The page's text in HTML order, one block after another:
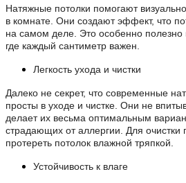
Натяжные потолки помогают
в комнате. Они создают эффект, что
на самом деле. Это особенно полезно
где каждый сантиметр важен.
Легкость ухода и чистки
Далеко не секрет, что современные
просты в уходе и чистке. Они не
делает их весьма оптимальным
страдающих от аллергии. Для очистки
протереть потолок влажной тряпкой.
Устойчивость к влаге